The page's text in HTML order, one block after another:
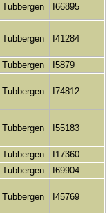
Tubbergen I66895
Tubbergen I41284
Tubbergen I5879
Tubbergen I74812
Tubbergen I55183
Tubbergen
I17360
Tubbergen I69904
Tubbergen I45769